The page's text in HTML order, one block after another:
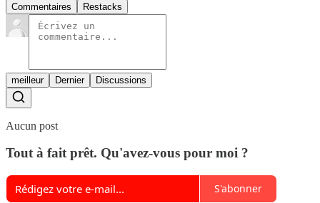
Commentaires Restacks
meilleur Dernier Discussions
Aucun post
Tout à fait prêt. Qu'avez-vous pour moi ?
S'abonner